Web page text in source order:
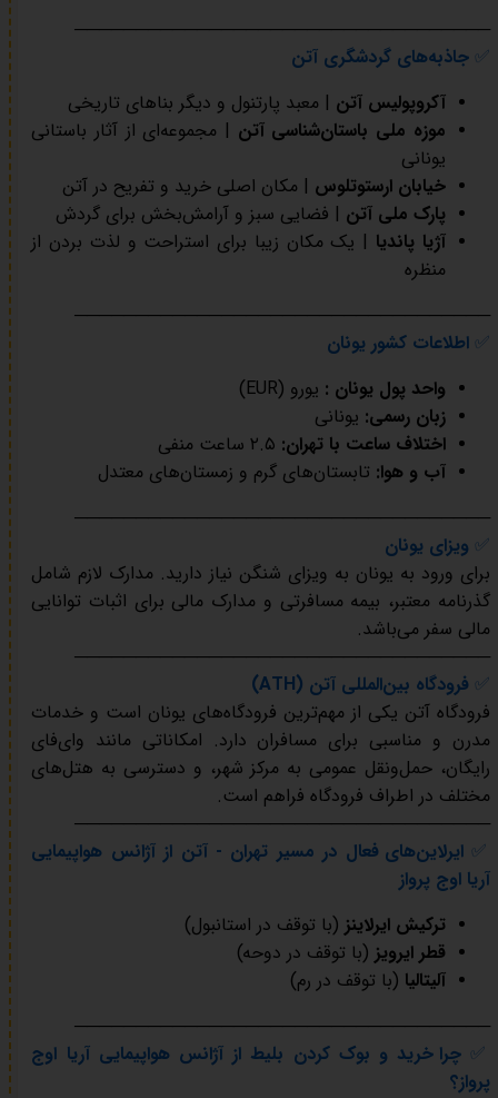
──────────────────────────────────
✅جاذبه‌های گردشگری آتن
آکروپولیس آتن | معبد پارتنول و دیگر بناهای تاریخی
موزه ملی باستان‌شناسی آتن | مجموعه‌ای از آثار باستانی
یونانی
خیابان ارستوتلوس | مکان اصلی خرید و تفریح در آتن
پارک ملی آتن | فضایی سبز و آرامش‌بخش برای گردش
آژیا پاندیا | یک مکان زیبا برای استراحت و لذت بردن از
منظره
──────────────────────────────────
✅اطلاعات کشور یونان
واحد پول یونان : یورو (EUR)
زبان رسمی: یونانی
اختلاف ساعت با تهران:
آب و هوا: تابستان‌های گرم و زمستان‌های معتدل
──────────────────────────────────
✅ ویزای یونان
برای ورود به یونان به ویزای شنگن نیاز دارید. مدارک لازم شامل
گذرنامه معتبر، بیمه مسافرتی و مدارک مالی برای اثبات توانایی
مالی سفر می‌باشد.
──────────────────────────────────
✅فرودگاه بین‌المللی آتن (ATH)
فرودگاه آتن یکی از مهم‌ترین فرودگاه‌های یونان است و خدمات
مدرن و مناسبی برای مسافران دارد. امکاناتی مانند وای‌فای
رایگان، حمل‌ونقل عمومی به مرکز شهر، و دسترسی به هتل‌های
مختلف در اطراف فرودگاه فراهم است.
──────────────────────────────────
✅ایرلاین‌های فعال در مسیر تهران - آتن از آژانس هواپیمایی
آریا اوج پرواز
ترکیش ایرلاینز (با توقف در استانبول)
قطر ایرویز (با توقف در دوحه)
آلیتالیا (با توقف در رم)
──────────────────────────────────
✅ چرا خرید و بوک کردن بلیط از آژانس هواپیمایی آریا اوج
پرواز؟